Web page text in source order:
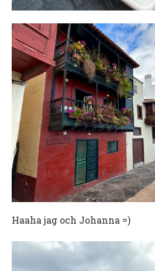
Haaha jag och Johanna =)